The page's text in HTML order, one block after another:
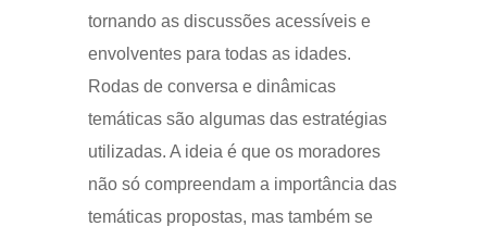
tornando as discussões acessíveis e
envolventes para todas as idades.
Rodas de conversa e dinâmicas
temáticas são algumas das estratégias
utilizadas. A ideia é que os moradores
não só compreendam a importância das
temáticas propostas, mas também se